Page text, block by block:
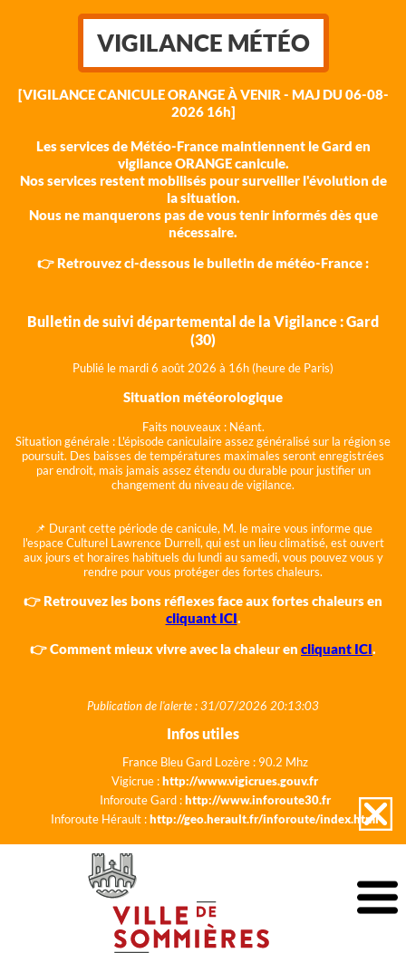
VIGILANCE MÉTÉO
[VIGILANCE CANICULE ORANGE À VENIR - MAJ DU 06-08-
2026 16h]
Les services de Météo-France maintiennent le Gard en
vigilance ORANGE canicule.
Nos services restent mobilisés pour surveiller l'évolution de
la situation.
Nous ne manquerons pas de vous tenir informés dès que
nécessaire.
👉 Retrouvez ci-dessous le bulletin de météo-France :
Bulletin de suivi départemental de la Vigilance : Gard
(30)
Publié le mardi 6 août 2026 à 16h (heure de Paris)
Situation météorologique
Faits nouveaux : Néant.
Situation générale : L'épisode caniculaire assez généralisé sur la région se
poursuit. Des baisses de températures maximales seront enregistrées
par endroit, mais jamais assez étendu ou durable pour justifier un
changement du niveau de vigilance.
📌 Durant cette période de canicule, M. le maire vous informe que
l'espace Culturel Lawrence Durrell, qui est un lieu climatisé, est ouvert
aux jours et horaires habituels du lundi au samedi, vous pouvez vous y
rendre pour vous protéger des fortes chaleurs.
👉 Retrouvez les bons réflexes face aux fortes chaleurs en
cliquant ICI.
👉 Comment mieux vivre avec la chaleur en cliquant ICI.
Publication de l'alerte : 31/07/2026 20:13:03
Infos utiles
France Bleu Gard Lozère : 90.2 Mhz
Vigicrue :http://www.vigicrues.gouv.fr
Inforoute Gard :http://www.inforoute30.fr
Inforoute Hérault :http://geo.herault.fr/inforoute/index.html